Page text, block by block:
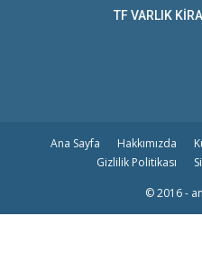
TF VARLIK
Ana Sayfa Hakkımızda
Gizlilik Politikası
© 2016 -